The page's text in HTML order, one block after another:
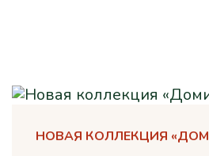
НОВАЯ КОЛЛЕКЦИЯ